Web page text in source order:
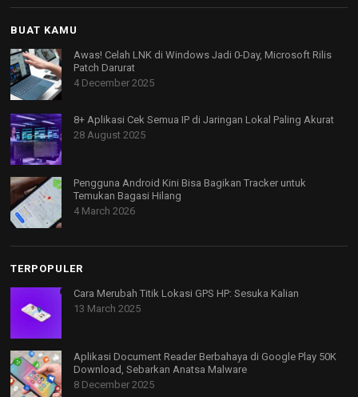
BUAT KAMU
Awas! Celah LNK di Windows Jadi 0-Day, Microsoft Rilis
Patch Darurat
4 December 2025
8+ Aplikasi Cek Semua IP di Jaringan Lokal Paling Akurat
28 August 2025
Pengguna Android Kini Bisa Bagikan Tracker untuk
Temukan Bagasi Hilang
4 March 2026
TERPOPULER
Cara Merubah Titik Lokasi GPS HP: Sesuka Kalian
13 March 2025
Aplikasi Document Reader Berbahaya di Google Play 50K
Download, Sebarkan Anatsa Malware
8 December 2025